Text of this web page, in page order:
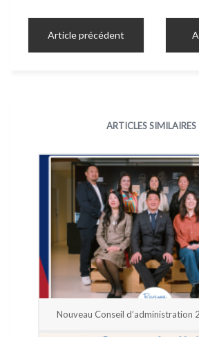
Article précédent
ARTICLES SIMILAIRES
Nouveau Conseil d’administration